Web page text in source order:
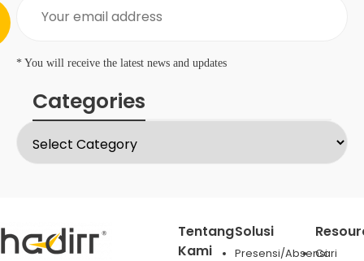
* You will receive the latest news and updates
Categories
Tentang
Kami
Solusi
Presensi/AbsensiCari